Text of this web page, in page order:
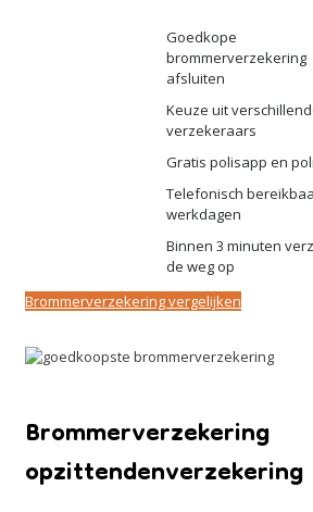
Goedkope
brommerverzekering
afsluiten
Keuze uit
verzekeraars
Gratis polisapp en
Telefonisch
werkdagen
Binnen 3 minuten
de weg op
Brommerverzekering vergelijken
Brommerverzekering
opzittendenverzekering